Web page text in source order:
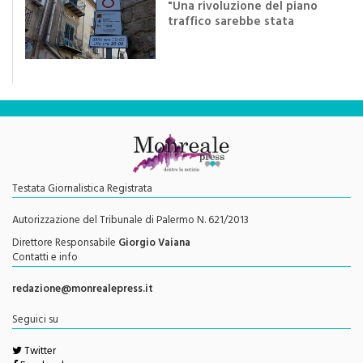
diRedazione
"Una rivoluzione del piano
Testata Giornalistica Registrata
Autorizzazione del Tribunale di Palermo N. 621/2013
Direttore ResponsabileGiorgio Vaiana
Contatti e info
redazione@monrealepress.it
Seguici su